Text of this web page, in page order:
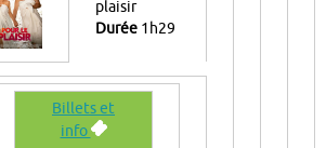
plaisir
Durée 1h29
Billets et
info